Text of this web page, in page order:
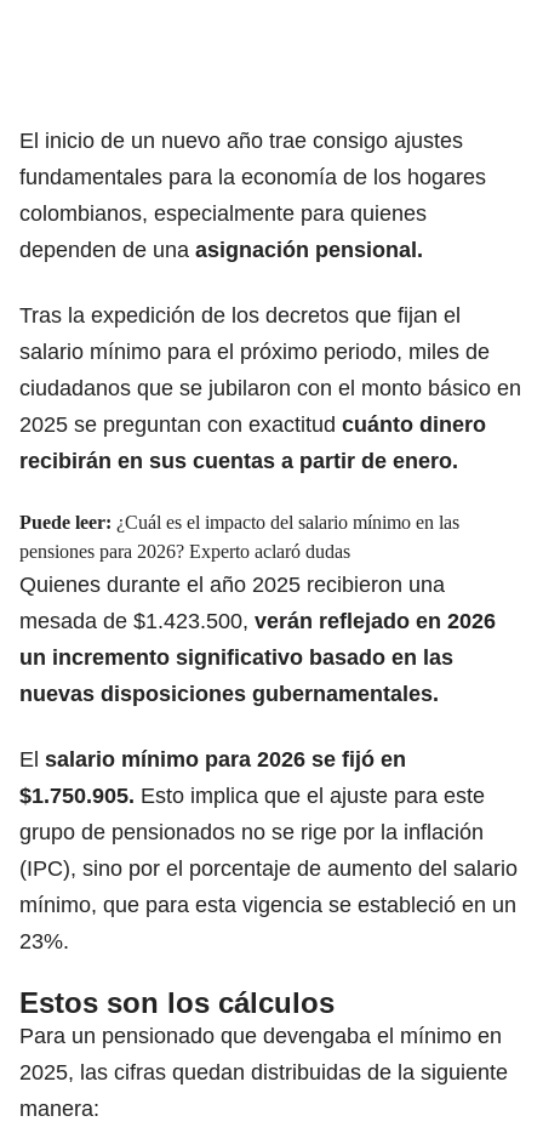
El inicio de un nuevo año trae consigo ajustes
fundamentales para la economía de los hogares
colombianos, especialmente para quienes
dependen de una asignación pensional.
Tras la expedición de los decretos que fijan el
salario mínimo para el próximo periodo, miles de
ciudadanos que se jubilaron con el monto básico en
2025 se preguntan con exactitud cuánto dinero
recibirán en sus cuentas a partir de enero.
Puede leer: ¿Cuál es el impacto del salario mínimo en las
pensiones para 2026? Experto aclaró dudas
Quienes durante el año 2025 recibieron una
mesada de $1.423.500, verán reflejado en 2026
un incremento significativo basado en las
nuevas disposiciones gubernamentales.
El salario mínimo para 2026 se fijó en
$1.750.905. Esto implica que el ajuste para este
grupo de pensionados no se rige por la inflación
(IPC), sino por el porcentaje de aumento del salario
mínimo, que para esta vigencia se estableció en un
23%.
Estos son los cálculos
Para un pensionado que devengaba el mínimo en
2025, las cifras quedan distribuidas de la siguiente
manera: